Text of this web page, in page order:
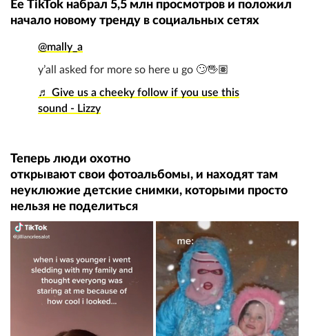
Ее TikTok набрал 5,5 млн просмотров и положил
начало новому тренду в социальных сетях
@mally_a
y’all asked for more so here u go 🙄🖐🏽
♬ Give us a cheeky follow if you use this
sound - Lizzy
Теперь люди охотно
открывают свои фотоальбомы, и находят там
неуклюжие детские снимки, которыми просто
нельзя не поделиться